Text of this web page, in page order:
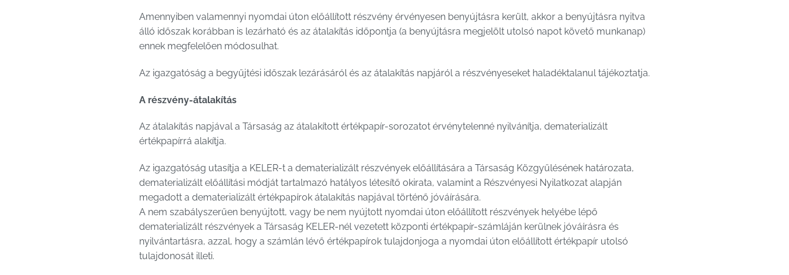
Amennyiben valamennyi nyomdai úton előállított részvény érvényesen benyújtásra került, akkor a benyújtásra nyitva
álló időszak korábban is lezárható és az átalakítás időpontja (a benyújtásra megjelölt utolsó napot követő munkanap)
ennek megfelelően módosulhat.
Az igazgatóság a begyűjtési időszak lezárásáról és az átalakítás napjáról a részvényeseket haladéktalanul tájékoztatja.
A részvény-átalakítás
Az átalakítás napjával a Társaság az átalakított értékpapír-sorozatot érvénytelenné nyilvánítja, dematerializált
értékpapírrá alakítja.
Az igazgatóság utasítja a KELER-t a dematerializált részvények előállítására a Társaság Közgyűlésének határozata,
dematerializált előállítási módját tartalmazó hatályos létesítő okirata, valamint a Részvényesi Nyilatkozat alapján
megadott a dematerializált értékpapírok átalakítás napjával történő jóváírására.
A nem szabályszerűen benyújtott, vagy be nem nyújtott nyomdai úton előállított részvények helyébe lépő
dematerializált részvények a Társaság KELER-nél vezetett központi értékpapír-számláján kerülnek jóváírásra és
nyilvántartásra, azzal, hogy a számlán lévő értékpapírok tulajdonjoga a nyomdai úton előállított értékpapír utolsó
tulajdonosát illeti.